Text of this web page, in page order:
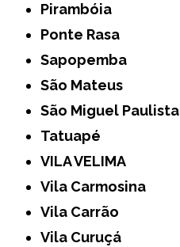
Pirambóia
Ponte Rasa
Sapopemba
São Mateus
São Miguel Paulista
Tatuapé
VILA VELIMA
Vila Carmosina
Vila Carrão
Vila Curuçá